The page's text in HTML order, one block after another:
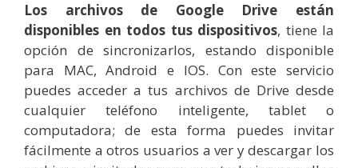
Los archivos de Google Drive están
disponibles en todos tus dispositivos, tiene la
opción de sincronizarlos, estando disponible
para MAC, Android e IOS. Con este servicio
puedes acceder a tus archivos de Drive desde
cualquier teléfono inteligente, tablet o
computadora; de esta forma puedes invitar
fácilmente a otros usuarios a ver y descargar los